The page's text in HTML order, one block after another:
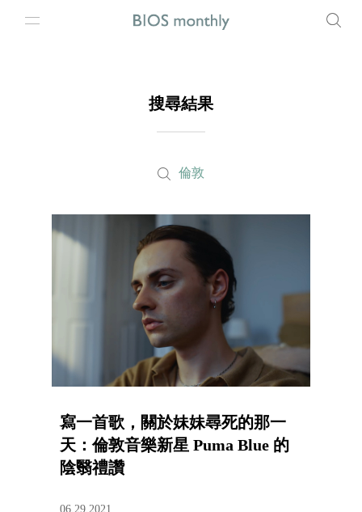
搜尋結果
倫敦
寫一首歌，關於妹妹尋死的那一
天：倫敦音樂新星 Puma Blue 的
陰翳禮讚
06.29.2021